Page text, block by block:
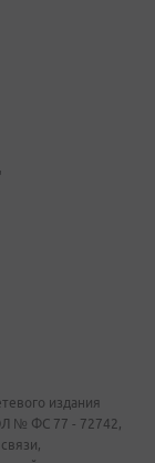
издания
№ ФС 77 - 72742,